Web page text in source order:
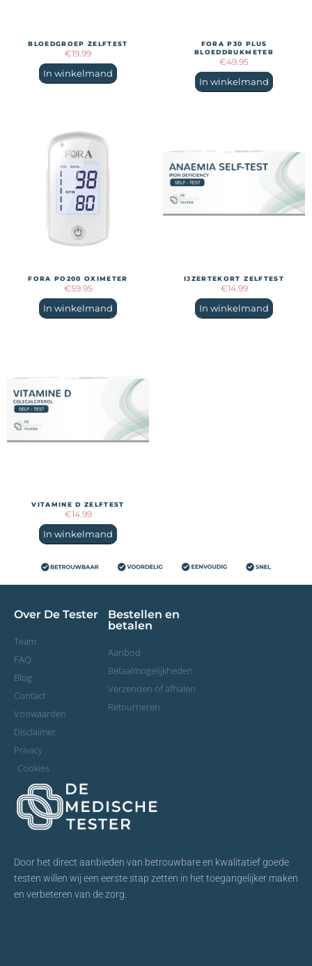
BLOEDGROEP ZELFTEST
€19.99
In winkelmand
FORA P30 PLUS
BLOEDDRUKMETER
€49.95
In winkelmand
FORA PO200 OXIMETER
€59.95
In winkelmand
IJZERTEKORT ZELFTEST
€14.99
In winkelmand
VITAMINE D ZELFTEST
€14.99
In winkelmand
Over De Tester
Team
FAQ
Blog
Contact
Voowaarden
Disclaimer
Privacy
Cookies
Bestellen en
betalen
Aanbod
Betaalmogelijkheden
Verzenden of afhalen
Retourneren
Door het direct aanbieden van betrouwbare en kwalitatief goede
testen willen wij een eerste stap zetten in het toegangelijker maken
en verbeteren van de zorg.